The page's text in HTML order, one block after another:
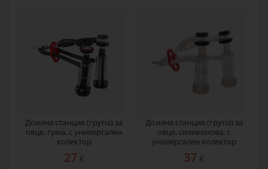
Доилна станция (група) за
овце, гума, с универсален
колектор
27 €
Доилна станция (група) за
овце, силиконова, с
универсален колектор
37 €